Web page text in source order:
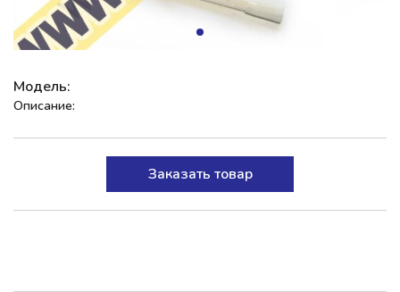
Модель:
Описание:
Заказать товар